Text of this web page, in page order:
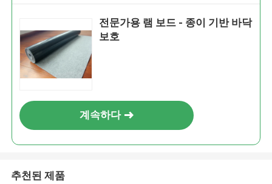
전문가용 램 보드 - 종이 기반 바닥
보호
계속하다
추천된 제품